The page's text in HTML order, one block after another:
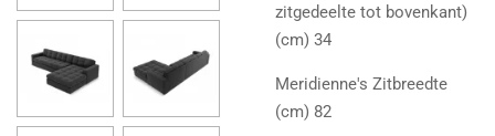
zitgedeelte tot bovenkant)
(cm) 34
Meridienne's Zitbreedte
(cm) 82